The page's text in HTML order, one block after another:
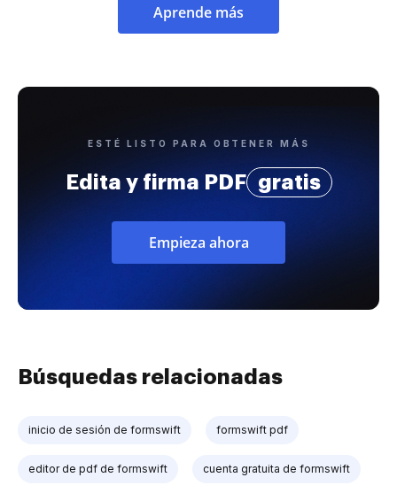
Aprende más
ESTÉ LISTO PARA OBTENER MÁS
Edita y firma PDF gratis
Empieza ahora
Búsquedas relacionadas
inicio de sesión de formswift formswift pdf
editor de pdf de formswift cuenta gratuita de formswift